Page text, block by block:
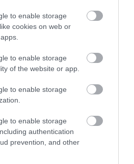
to enable storage
cookies on web or
to enable storage
of the website or app.
to enable storage
to enable storage
authentication
prevention, and other
eladás előtt